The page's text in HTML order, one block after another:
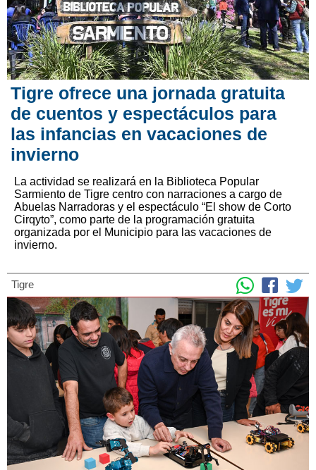
Tigre ofrece una jornada gratuita
de cuentos y espectáculos para
las infancias en vacaciones de
invierno
La actividad se realizará en la Biblioteca Popular
Sarmiento de Tigre centro con narraciones a cargo de
Abuelas Narradoras y el espectáculo “El show de Corto
Cirqyto”, como parte de la programación gratuita
organizada por el Municipio para las vacaciones de
invierno.
Tigre